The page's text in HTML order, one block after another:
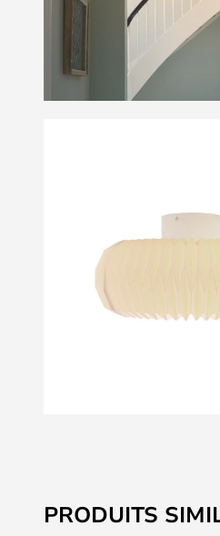
to
the
PRODUITS